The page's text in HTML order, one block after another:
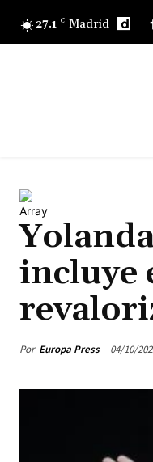
27.1 C Madrid
Array
incluye
Por Europa Press 04/10/